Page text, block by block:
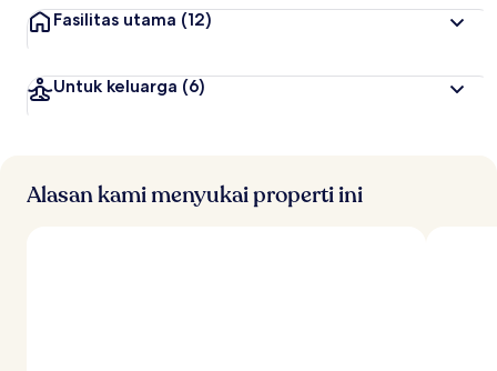
Fasilitas utama (12)
Untuk keluarga (6)
Alasan kami menyukai properti ini